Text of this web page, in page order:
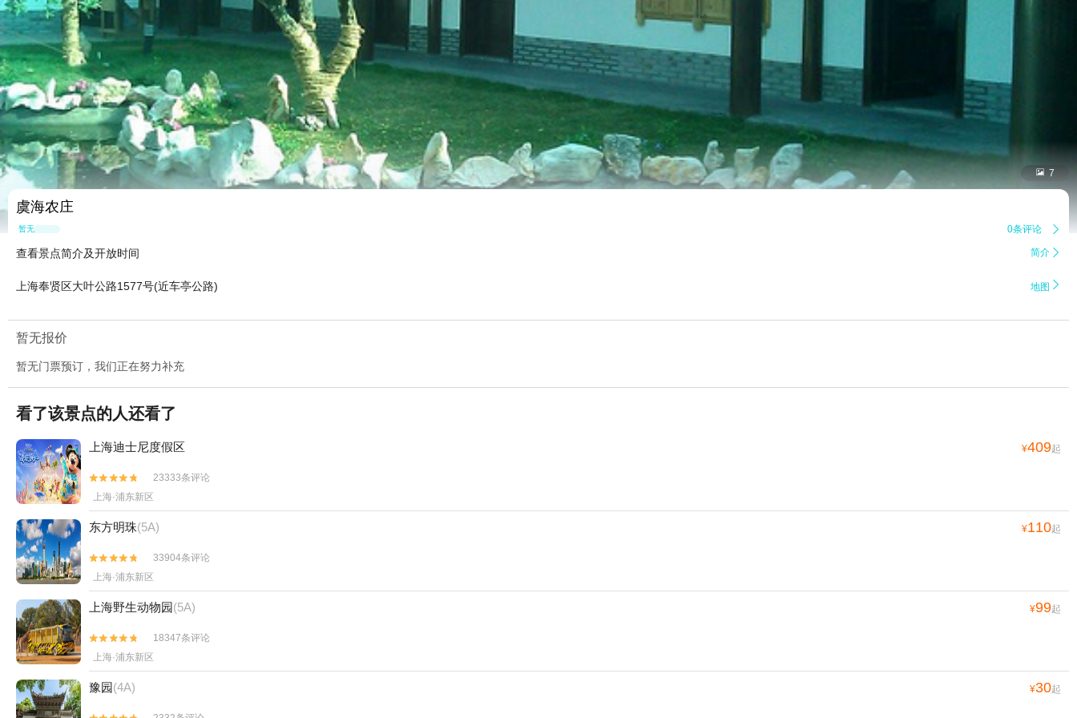
 7
虞海农庄
暂无点评 0条评论 
查看景点简介及开放时间 简介 
上海奉贤区大叶公路1577号(近车亭公路) 地图 
暂无报价
暂无门票预订，我们正在努力补充
看了该景点的人还看了
上海迪士尼度假区 ¥409起


23333条评论
上海·浦东新区
东方明珠(5A) ¥110起


33904条评论
上海·浦东新区
上海野生动物园(5A) ¥99起


18347条评论
上海·浦东新区
豫园(4A) ¥30起